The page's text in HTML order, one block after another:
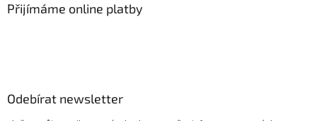
Přijímáme online platby
Odebírat newsletter